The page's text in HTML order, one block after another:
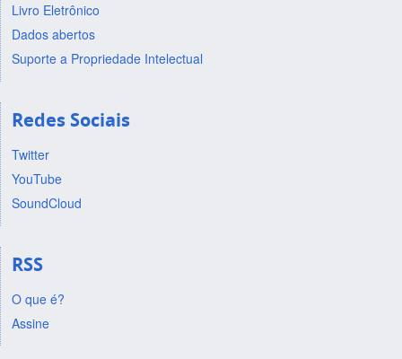
Livro Eletrônico
Dados abertos
Suporte a Propriedade Intelectual
Redes Sociais
Twitter
YouTube
SoundCloud
RSS
O que é?
Assine